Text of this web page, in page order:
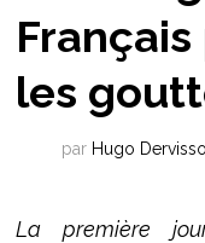
les
par Hugo
La première